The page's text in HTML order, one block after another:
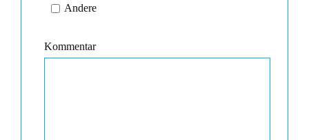
Andere
Kommentar